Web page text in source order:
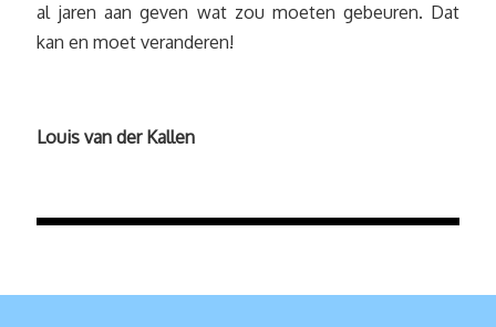
al jaren aan geven wat zou moeten gebeuren. Dat
kan en moet veranderen!
Louis van der Kallen